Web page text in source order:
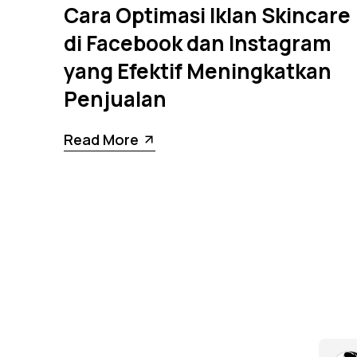
Cara Optimasi Iklan Skincare
di Facebook dan Instagram
yang Efektif Meningkatkan
Penjualan
Read More